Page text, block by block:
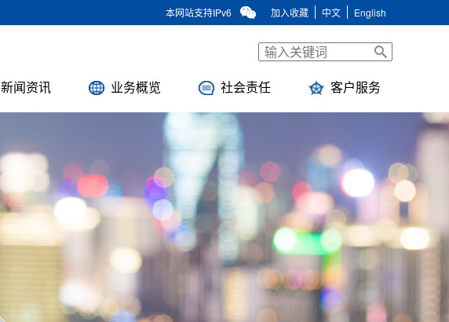
本网站支持IPv6 加入收藏 中文 English
新闻资讯 业务概览 社会责任 客户服务